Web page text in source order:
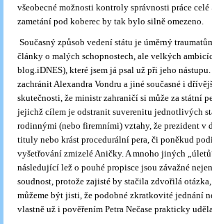
všeobecné možnosti kontroly správnosti práce
zametání pod koberec by tak bylo silně omezeno.
Současný způsob vedení státu je úměrný
články o malých schopnostech, ale velkých
blog.iDNES), které jsem já psal už při jeho
zachránit Alexandra Vondru a jiné současné i
skutečnosti, že ministr zahraničí si může za státní
jejichž cílem je odstranit suverenitu jednotlivých
rodinnými (nebo firemními) vztahy, že prezident v
tituly nebo krást procedurální pera, či poněkud
vyšetřování zmizelé Aničky. A mnoho jiných
následující lež o pouhé propisce jsou závažné
soudnost, protože zajisté by stačila zdvořilá
můžeme být jisti, že podobné zkratkovité jednání
vlastně už i pověřením Petra Nečase prakticky